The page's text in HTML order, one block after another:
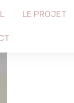
LE PROJET